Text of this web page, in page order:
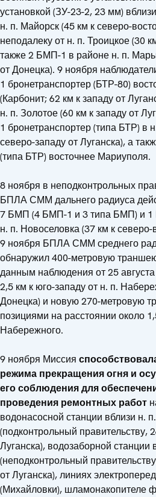
установкой (ЗУ-23-2, 23 мм)
н. п. Майорск (45 км к северо-
неподалеку от н. п. Троицкое (30
также 2 БМП-1 в районе н. п.
от Донецка). 9 ноября
1 бронетранспортер (БТР-80)
(Карбонит; 62 км к западу от
н. п. Золотое (60 км к западу от
1 бронетранспортер (типа БТР) в
северо-западу от Луганска), а
(типа БТР) восточнее Мариуполя.
8 ноября в неподконтрольных
БПЛА СММ дальнего радиуса
7 БМП (4 БМП-1 и 3 типа БМП) и 1
н. п. Новоселовка (37 км к северо-
9 ноября БПЛА СММ среднего
обнаружил 400-метровую
данным наблюдения от 25
2,5 км к юго-западу от н. п.
Донецка) и новую 270-метровую
позициями на расстоянии около
Набережного.
9 ноября Миссия
режима прекращения огня и
его соблюдения для
проведения ремонтных работ
водонасосной станции вблизи н.
(подконтрольный правительству,
Луганска), водозаборной
(неподконтрольный
от Луганска), линиях
(Михайловки), шламонакопителе